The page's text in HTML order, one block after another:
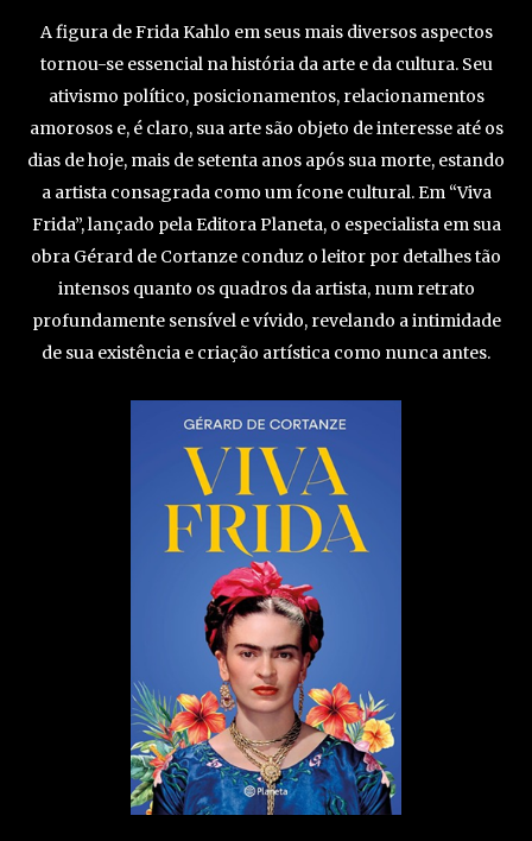
A figura de Frida Kahlo em seus mais diversos aspectos
tornou-se essencial na história da arte e da cultura. Seu
ativismo político, posicionamentos, relacionamentos
amorosos e, é claro, sua arte são objeto de interesse até os
dias de hoje, mais de setenta anos após sua morte, estando
a artista consagrada como um ícone cultural. Em “Viva
Frida”, lançado pela Editora Planeta, o especialista em sua
obra Gérard de Cortanze conduz o leitor por detalhes tão
intensos quanto os quadros da artista, num retrato
profundamente sensível e vívido, revelando a intimidade
de sua existência e criação artística como nunca antes.